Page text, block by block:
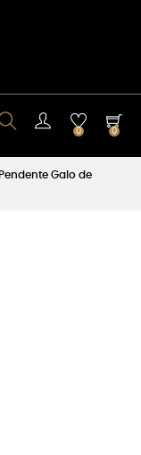
0 0
Pendente Galo de